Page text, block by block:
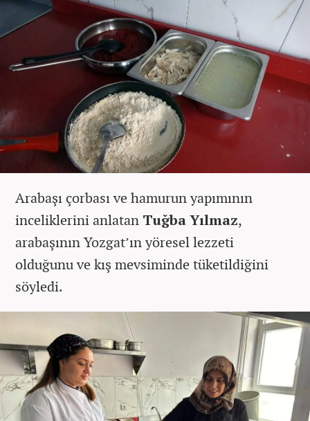
Arabaşı çorbası ve hamurun yapımının
inceliklerini anlatan Tuğba Yılmaz,
arabaşının Yozgat’ın yöresel lezzeti
olduğunu ve kış mevsiminde tüketildiğini
söyledi.